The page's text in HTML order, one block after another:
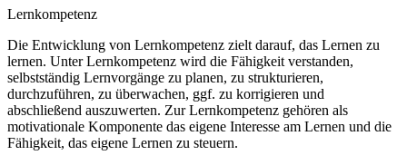
Lernkompetenz
Die Entwicklung von Lernkompetenz zielt darauf, das Lernen zu
lernen. Unter Lernkompetenz wird die Fähigkeit verstanden,
selbstständig Lernvorgänge zu planen, zu strukturieren,
durchzuführen, zu überwachen, ggf. zu korrigieren und
abschließend auszuwerten. Zur Lernkompetenz gehören als
motivationale Komponente das eigene Interesse am Lernen und die
Fähigkeit, das eigene Lernen zu steuern.